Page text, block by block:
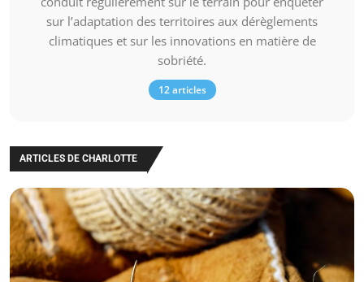
sur l’adaptation des territoires aux dérèglements
climatiques et sur les innovations en matière de
sobriété.
12 articles
ARTICLES DE CHARLOTTE